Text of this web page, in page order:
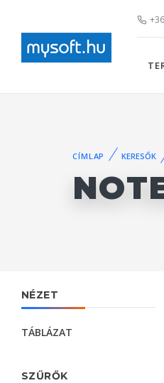
CÍMLAP KERESŐK
NÉZET
TÁBLÁZAT
SZŰRŐK